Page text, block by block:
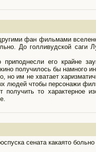
фан фильмами
До голливудской саги
его крайне
получилось бы намного
но им не хватает
людей чтобы персонажи
получить то характерное
сената какаято